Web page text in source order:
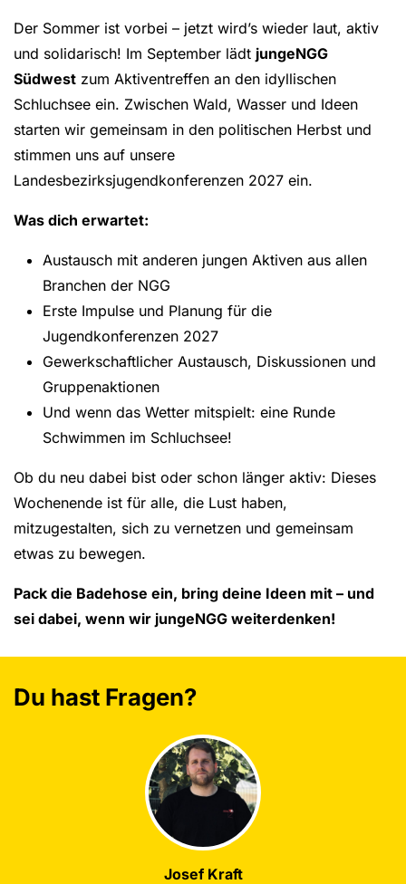
Der Sommer ist vorbei – jetzt wird’s wieder laut, aktiv
und solidarisch! Im September lädt jungeNGG
Südwest zum Aktiventreffen an den idyllischen
Schluchsee ein. Zwischen Wald, Wasser und Ideen
starten wir gemeinsam in den politischen Herbst und
stimmen uns auf unsere
Landesbezirksjugendkonferenzen 2027 ein.
Was dich erwartet:
Austausch mit anderen jungen Aktiven aus allen
Branchen der NGG
Erste Impulse und Planung für die
Jugendkonferenzen 2027
Gewerkschaftlicher Austausch, Diskussionen und
Gruppenaktionen
Und wenn das Wetter mitspielt: eine Runde
Schwimmen im Schluchsee!
Ob du neu dabei bist oder schon länger aktiv: Dieses
Wochenende ist für alle, die Lust haben,
mitzugestalten, sich zu vernetzen und gemeinsam
etwas zu bewegen.
Pack die Badehose ein, bring deine Ideen mit – und
sei dabei, wenn wir jungeNGG weiterdenken!
Du hast Fragen?
Josef Kraft